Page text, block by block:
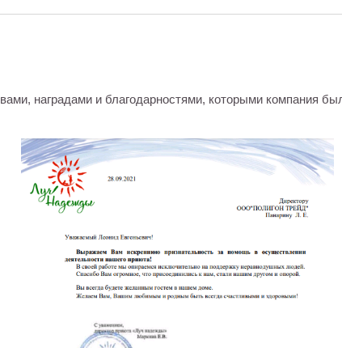
наградами и благодарностями, которыми компания